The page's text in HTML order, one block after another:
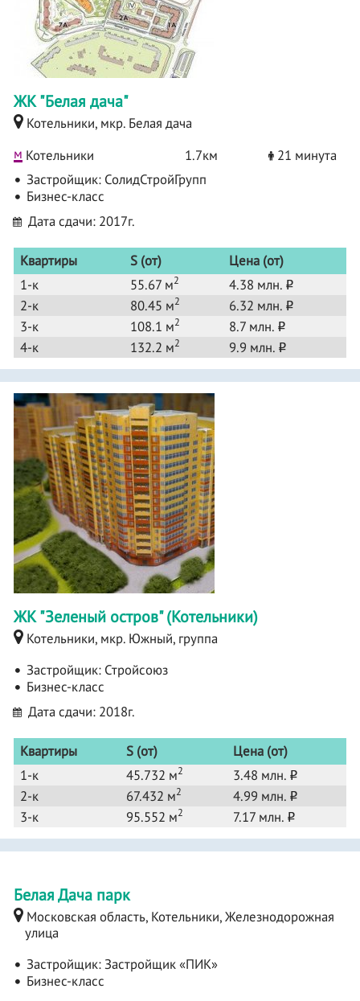
ЖК "Белая дача"
Котельники, мкр. Белая дача
м Котельники 1.7км
21 минута
Застройщик: СолидСтройГрупп
Бизнес-класс
Дата сдачи: 2017г.
Квартиры S (от)
Цена (от)
1-к
55.67 м2 4.38 млн. o
2-к 80.45 м2 6.32 млн. o
3-к 108.1 м2 8.7 млн. o
4-к 132.2 м2 9.9 млн. o
ЖК "Зеленый остров" (Котельники)
Котельники, мкр. Южный, группа
Застройщик: Стройсоюз
Бизнес-класс
Дата сдачи: 2018г.
Квартиры S (от)
Цена (от)
1-к
45.732 м2 3.48 млн. o
2-к 67.432 м2 4.99 млн. o
3-к 95.552 м2 7.17 млн. o
Белая Дача парк
Московская область, Котельники, Железнодорожная
улица
Застройщик:Застройщик «ПИК»
Бизнес-класс